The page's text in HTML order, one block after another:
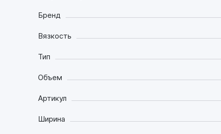
Бренд
Вязкость
Тип
Объем
Артикул
Ширина